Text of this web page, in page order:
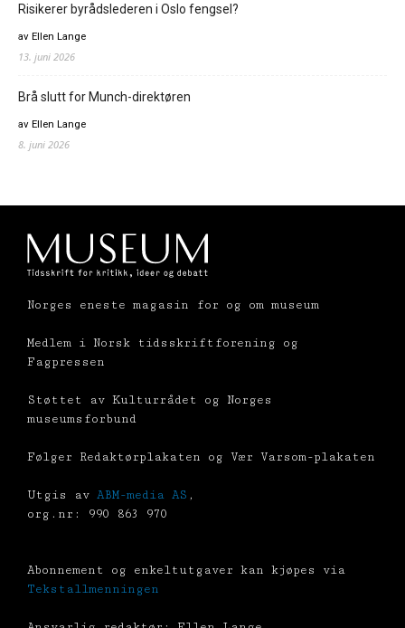
Risikerer byrådslederen i Oslo fengsel?
av Ellen Lange
13. juni 2026
Brå slutt for Munch-direktøren
av Ellen Lange
8. juni 2026
Norges eneste magasin for og om museum
Medlem i Norsk tidsskriftforening og
Fagpressen
Støttet av Kulturrådet og Norges
museumsforbund
Følger Redaktørplakaten og Vær Varsom-plakaten
Utgis av ABM-media AS ,
org.nr: 990 863 970
Abonnement og enkeltutgaver kan kjøpes via
Tekstallmenningen